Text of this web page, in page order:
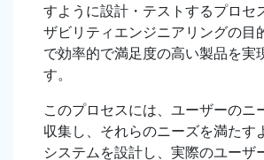
すように設計・テストするプロセ
ザビリティエンジニアリングの目
で効率的で満足度の高い製品を実
す。
このプロセスには、ユーザーのニ
収集し、それらのニーズを満たす
システムを設計し、実際のユーザ